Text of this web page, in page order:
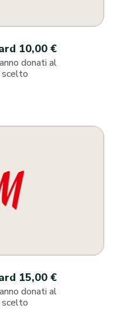
10,00 €
donati al
15,00 €
donati al